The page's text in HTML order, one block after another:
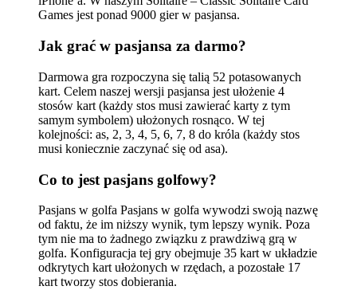
Games jest ponad 9000 gier w pasjansa.
Jak grać w pasjansa za darmo?
Darmowa gra rozpoczyna się talią 52 potasowanych
kart. Celem naszej wersji pasjansa jest ułożenie 4
stosów kart (każdy stos musi zawierać karty z tym
samym symbolem) ułożonych rosnąco. W tej
kolejności: as, 2, 3, 4, 5, 6, 7, 8 do króla (każdy stos
musi koniecznie zaczynać się od asa).
Co to jest pasjans golfowy?
Pasjans w golfa Pasjans w golfa wywodzi swoją nazwę
od faktu, że im niższy wynik, tym lepszy wynik. Poza
tym nie ma to żadnego związku z prawdziwą grą w
golfa. Konfiguracja tej gry obejmuje 35 kart w układzie
odkrytych kart ułożonych w rzędach, a pozostałe 17
kart tworzy stos dobierania.